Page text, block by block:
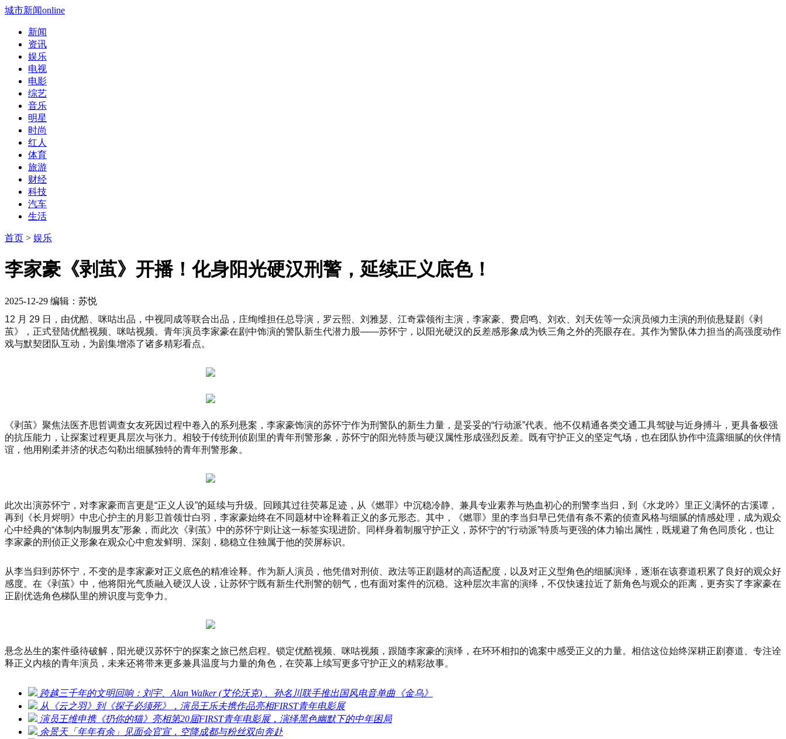
城市新闻online
新闻
资讯
娱乐
电视
电影
综艺
音乐
明星
时尚
红人
体育
旅游
财经
科技
汽车
生活
首页 > 娱乐
李家豪《剥茧》开播！化身阳光硬汉刑警，延续正义底色！
2025-12-29 编辑：苏悦
12 月 29 日，由优酷、咪咕出品，中视同成等联合出品，庄绚维担任总导演，罗云熙、刘雅瑟、江奇霖领衔主演，李家豪、费启鸣、刘欢、刘天佐等一众演员倾力主演的刑侦悬疑剧《剥
茧》，正式登陆优酷视频、咪咕视频。青年演员李家豪在剧中饰演的警队新生代潜力股——苏怀宁，以阳光硬汉的反差感形象成为铁三角之外的亮眼存在。其作为警队体力担当的高强度动作
戏与默契团队互动，为剧集增添了诸多精彩看点。
《剥茧》聚焦法医齐思哲调查女友死因过程中卷入的系列悬案，李家豪饰演的苏怀宁作为刑警队的新生力量，是妥妥的“行动派”代表。他不仅精通各类交通工具驾驶与近身搏斗，更具备极强
的抗压能力，让探案过程更具层次与张力。相较于传统刑侦剧里的青年刑警形象，苏怀宁的阳光特质与硬汉属性形成强烈反差。既有守护正义的坚定气场，也在团队协作中流露细腻的伙伴情
谊，他用刚柔并济的状态勾勒出细腻独特的青年刑警形象。
此次出演苏怀宁，对李家豪而言更是“正义人设”的延续与升级。回顾其过往荧幕足迹，从《燃罪》中沉稳冷静、兼具专业素养与热血初心的刑警李当归，到《水龙吟》里正义满怀的古溪谭，
再到《长月烬明》中忠心护主的月影卫首领廿白羽，李家豪始终在不同题材中诠释着正义的多元形态。其中，《燃罪》里的李当归早已凭借有条不紊的侦查风格与细腻的情感处理，成为观众
心中经典的“体制内制服男友”形象，而此次《剥茧》中的苏怀宁则让这一标签实现进阶。同样身着制服守护正义，苏怀宁的“行动派”特质与更强的体力输出属性，既规避了角色同质化，也让
李家豪的刑侦正义形象在观众心中愈发鲜明、深刻，稳稳立住独属于他的荧屏标识。
从李当归到苏怀宁，不变的是李家豪对正义底色的精准诠释。作为新人演员，他凭借对刑侦、政法等正剧题材的高适配度，以及对正义型角色的细腻演绎，逐渐在该赛道积累了良好的观众好
感度。在《剥茧》中，他将阳光气质融入硬汉人设，让苏怀宁既有新生代刑警的朝气，也有面对案件的沉稳。这种层次丰富的演绎，不仅快速拉近了新角色与观众的距离，更夯实了李家豪在
正剧优选角色梯队里的辨识度与竞争力。
悬念丛生的案件亟待破解，阳光硬汉苏怀宁的探案之旅已然启程。锁定优酷视频、咪咕视频，跟随李家豪的演绎，在环环相扣的诡案中感受正义的力量。相信这位始终深耕正剧赛道、专注诠
释正义内核的青年演员，未来还将带来更多兼具温度与力量的角色，在荧幕上续写更多守护正义的精彩故事。
跨越三千年的文明回响：刘宇、Alan Walker (艾伦沃克) 、孙名川联手推出国风电音单曲《金乌》
从《云之羽》到《探子必须死》，演员王乐夫携作品亮相FIRST青年电影展
演员王维申携《扔你的猫》亮相第20届FIRST青年电影展，演绎黑色幽默下的中年困局
余景天「年年有余」见面会官宣，空降成都与粉丝双向奔赴